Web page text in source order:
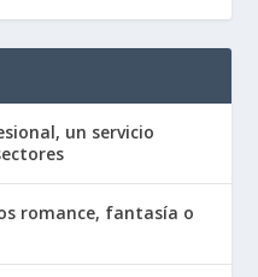
un servicio
romance, fantasía o